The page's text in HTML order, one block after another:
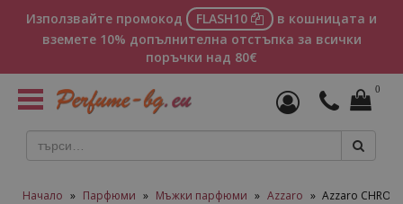
Използвайте промокод FLASH10
в кошницата и
вземете 10% допълнителна отстъпка за всички
поръчки над 80€
Toggle
navigation
0
Начало » Парфюми » Мъжки парфюми » Azzaro » Azzaro